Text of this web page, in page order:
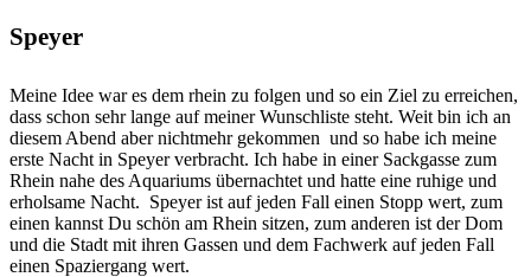
Speyer
Meine Idee war es dem rhein zu folgen und so ein Ziel zu erreichen,
dass schon sehr lange auf meiner Wunschliste steht. Weit bin ich an
diesem Abend aber nichtmehr gekommen und so habe ich meine
erste Nacht in Speyer verbracht. Ich habe in einer Sackgasse zum
Rhein nahe des Aquariums übernachtet und hatte eine ruhige und
erholsame Nacht. Speyer ist auf jeden Fall einen Stopp wert, zum
einen kannst Du schön am Rhein sitzen, zum anderen ist der Dom
und die Stadt mit ihren Gassen und dem Fachwerk auf jeden Fall
einen Spaziergang wert.